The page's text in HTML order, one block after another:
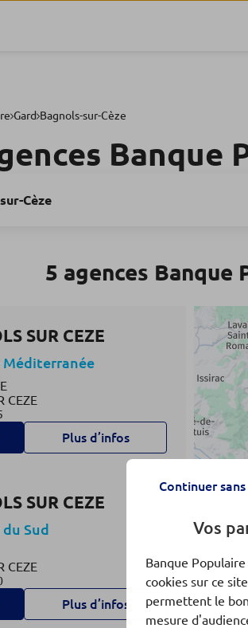
Gard Bagnols-sur-Cèze
Banque
Cèze
5 agences Banque
SUR CEZE
Méditerranée
CEZE
Plus d’infos
SUR CEZE
Sud
CEZE
Plus d’infos
Continuer
Vos
Banque
cookies sur ce
permettent le
mesure